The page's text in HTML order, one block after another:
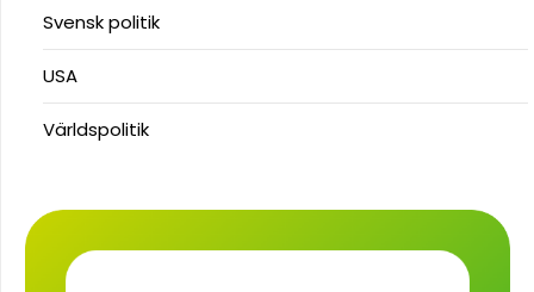
Svensk politik
USA
Världspolitik